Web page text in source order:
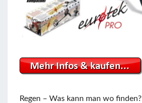
Regen – Was kann man wo finden?